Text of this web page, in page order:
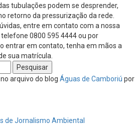
tubulações podem se desprender,
retorno da pressurização da rede.
entre em contato com a nossa
0800 595 4444 ou por
entrar em contato, tenha em mãos a
sua matrícula.
arquivo do blog Águas de Camboriú por
de Jornalismo Ambiental